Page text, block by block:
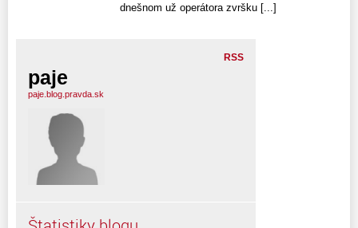
dnešnom už operátora zvršku [...]
RSS
paje
paje.blog.pravda.sk